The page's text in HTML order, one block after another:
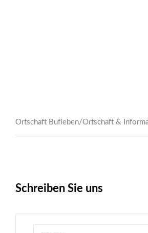
Ortschaft Bufleben/Ortschaft &
Schreiben Sie uns